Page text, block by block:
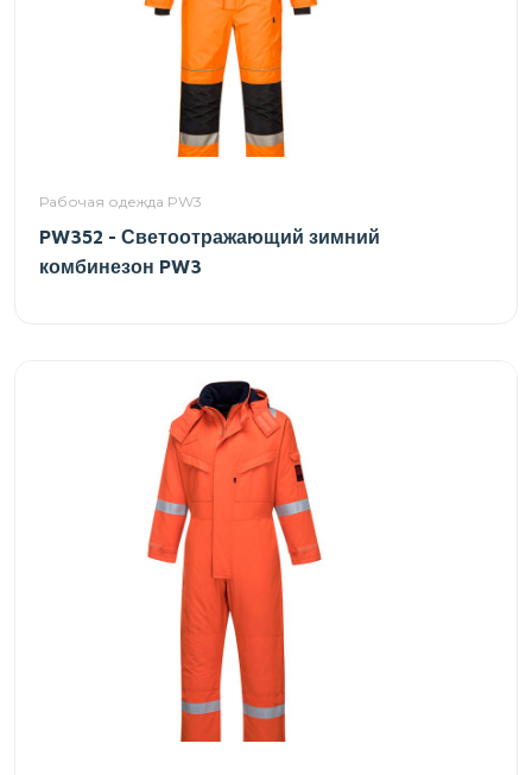
Рабочая одежда PW3
PW352 - Светоотражающий зимний
комбинезон PW3